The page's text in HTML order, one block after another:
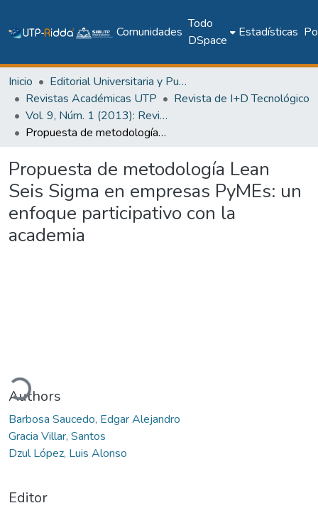
Comunidades
Todo
DSpace
Estadísticas
Inicio
Editorial Universitaria y Publicaciones Seriadas
Revistas Académicas UTP
Revista de I+D Tecnológico
Vol. 9, Núm. 1 (2013): Revista I+D Tecnológico
Propuesta de metodología Lean Seis Sigma en empresas PyMEs: un enfoque participativo con la academia
Propuesta de metodología Lean
Seis Sigma en empresas PyMEs: un
enfoque participativo con la
academia
Authors
Barbosa Saucedo, Edgar Alejandro
Gracia Villar, Santos
Dzul López, Luis Alonso
Editor